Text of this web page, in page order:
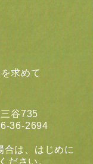
求めて
谷735
36-2694
は、はじめに
ださい。